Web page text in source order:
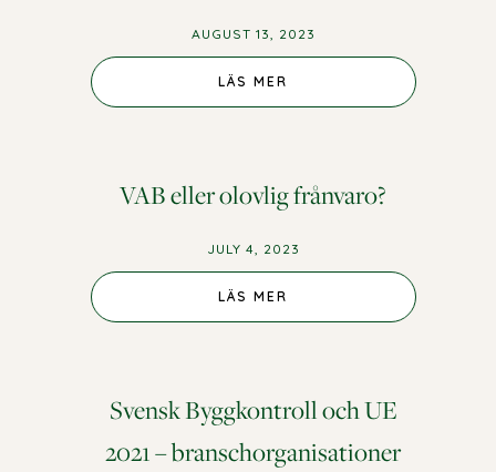
AUGUST 13, 2023
LÄS MER
VAB eller olovlig frånvaro?
JULY 4, 2023
LÄS MER
Svensk Byggkontroll och UE
2021 – branschorganisationer